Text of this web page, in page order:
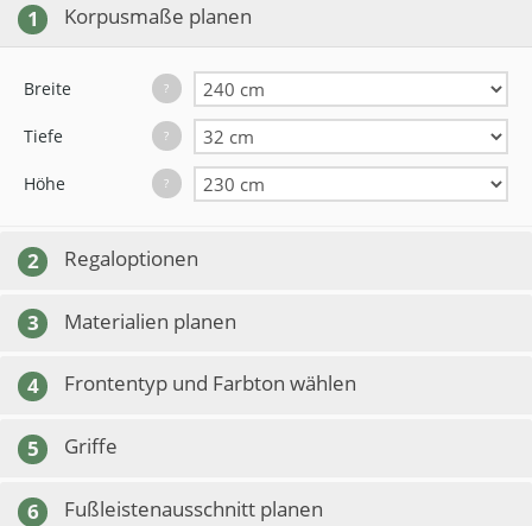
1 Korpusmaße planen
Breite ?
Tiefe ?
Höhe ?
2 Regaloptionen
3 Materialien planen
4 Frontentyp und Farbton wählen
5 Griffe
6 Fußleistenausschnitt planen